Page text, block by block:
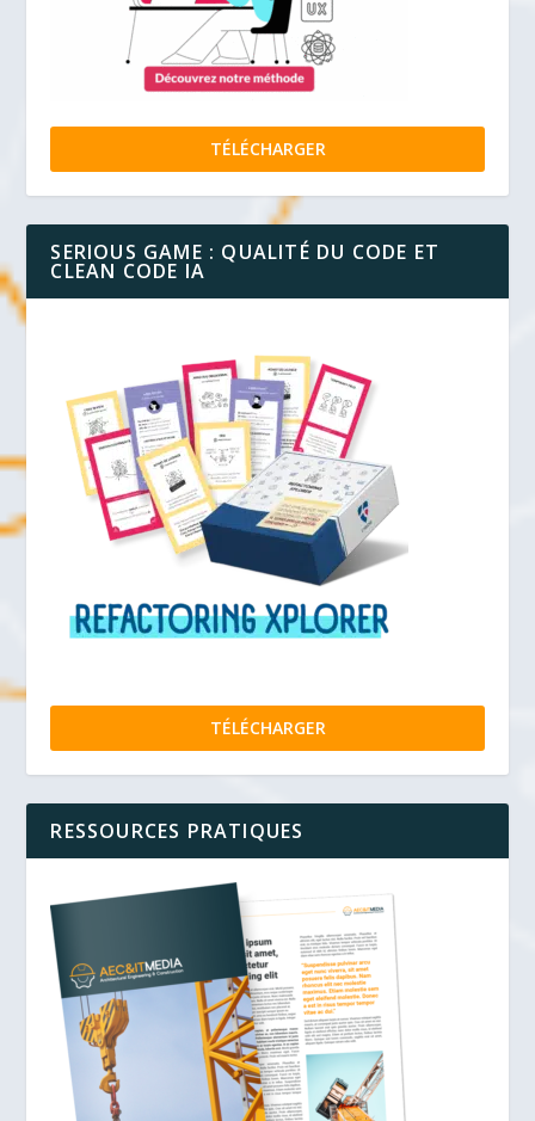
TÉLÉCHARGER
SERIOUS GAME : QUALITÉ DU CODE ET
CLEAN CODE IA
TÉLÉCHARGER
RESSOURCES PRATIQUES